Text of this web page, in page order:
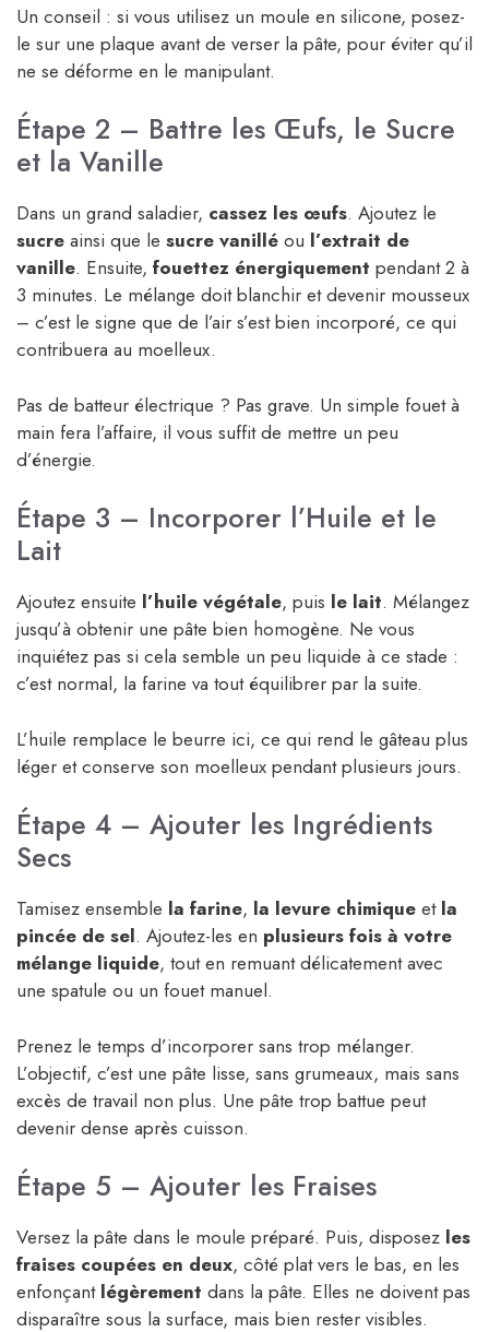
Un conseil : si vous utilisez un moule en silicone, posez-
le sur une plaque avant de verser la pâte, pour éviter qu’il
ne se déforme en le manipulant.
Étape 2 – Battre les Œufs, le Sucre
et la Vanille
Dans un grand saladier, cassez les œufs. Ajoutez le
sucre ainsi que le sucre vanillé ou l’extrait de
vanille. Ensuite, fouettez énergiquement pendant 2 à
3 minutes. Le mélange doit blanchir et devenir mousseux
– c’est le signe que de l’air s’est bien incorporé, ce qui
contribuera au moelleux.
Pas de batteur électrique ? Pas grave. Un simple fouet à
main fera l’affaire, il vous suffit de mettre un peu
d’énergie.
Étape 3 – Incorporer l’Huile et le
Lait
Ajoutez ensuite l’huile végétale, puis le lait. Mélangez
jusqu’à obtenir une pâte bien homogène. Ne vous
inquiétez pas si cela semble un peu liquide à ce stade :
c’est normal, la farine va tout équilibrer par la suite.
L’huile remplace le beurre ici, ce qui rend le gâteau plus
léger et conserve son moelleux pendant plusieurs jours.
Étape 4 – Ajouter les Ingrédients
Secs
Tamisez ensemble la farine, la levure chimique et la
pincée de sel. Ajoutez-les en plusieurs fois à votre
mélange liquide, tout en remuant délicatement avec
une spatule ou un fouet manuel.
Prenez le temps d’incorporer sans trop mélanger.
L’objectif, c’est une pâte lisse, sans grumeaux, mais sans
excès de travail non plus. Une pâte trop battue peut
devenir dense après cuisson.
Étape 5 – Ajouter les Fraises
Versez la pâte dans le moule préparé. Puis, disposez les
fraises coupées en deux, côté plat vers le bas, en les
enfonçant légèrement dans la pâte. Elles ne doivent pas
disparaître sous la surface, mais bien rester visibles.